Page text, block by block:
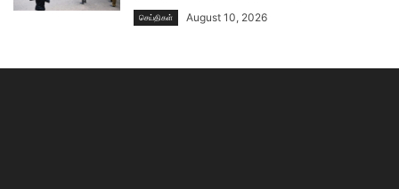
செய்திகள் August 10, 2026